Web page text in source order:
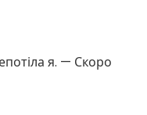
я. — Скоро